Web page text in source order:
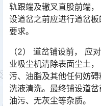
轨跟端及辙叉直股前端
设道岔之前应进行道岔
要求。󠅅󠅃󠄵󠅂󠄪󠇖󠆨󠆨󠇕󠆞󠆒󠅬󠇘󠆭󠆘󠇙󠆝󠅵󠇗󠆭󠆁󠄐󠇗󠅹󠅸󠇖󠆍󠅳󠇖󠅹󠅰󠇖󠆌󠅹
（2） 道岔铺设前， 应
业吸尘机清除表面尘土
污、油脂及其他任何妨
洗液清洗。最终铺设道
油污、无灰尘等杂质。󠅅󠅃󠄵󠅂󠄪󠇖󠆨󠆨󠇕󠆞󠆒󠅬󠇘󠆭󠆘󠇙󠆝󠅵󠇗󠆭󠆁󠄐󠇗󠅹󠅸󠇖󠆍󠅳󠇖󠅹󠅰󠇖󠆌󠅹